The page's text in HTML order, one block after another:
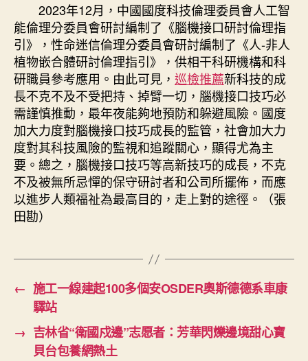
2023年12月，中國國度科技倫理委員會人工智
能倫理分委員會研討編制了《腦機接口研討倫理指
引》，性命迷信倫理分委員會研討編制了《人-非人
植物嵌合體研討倫理指引》，供相干科研機構和科
研職員參考應用。由此可見， 巡檢推薦新科技的成
長不克不及不受把持、掉臂一切，腦機接口技巧必
需謹慎推動，最年夜能夠地預防和躲避風險。國度
加大力度對腦機接口技巧成長的監管，社會加大力
度對其科技風險的監視和追蹤關心，顯得尤為主
要。總之，腦機接口技巧等高新技巧的成長，不克
不及被無所忌憚的保守研討者和公司所擺佈，而應
以進步人類福祉為最高目的，走上對的途徑。（張
田勘）
← 施工一線建起100多個安OSDER奧斯德德系車康
驛站
→ 吉林省“衛國戍邊”志愿者：芳華閃爍邊境甜心寶
貝台包養網熱土